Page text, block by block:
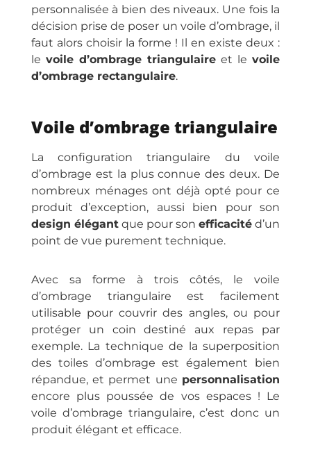
personnalisée à bien des niveaux. Une fois la
décision prise de poser un voile d’ombrage, il
faut alors choisir la forme ! Il en existe deux :
le voile d’ombrage triangulaire et levoile
d’ombrage rectangulaire.
Voile d’ombrage triangulaire
La configuration triangulaire du voile
d’ombrage est la plus connue des deux. De
nombreux ménages ont déjà opté pour ce
produit d’exception, aussi bien pour son
design élégantque pour sonefficacité d’un
point de vue purement technique.
Avec sa forme à trois côtés, le voile
d’ombrage triangulaire est facilement
utilisable pour couvrir des angles, ou pour
protéger un coin destiné aux repas par
exemple. La technique de la superposition
des toiles d’ombrage est également bien
répandue, et permet une personnalisation
encore plus poussée de vos espaces ! Le
voile d’ombrage triangulaire, c’est donc un
produit élégant et efficace.